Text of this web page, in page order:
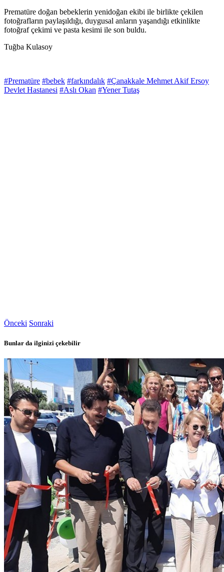
Prematüre doğan bebeklerin yenidoğan ekibi ile birlikte çekilen
fotoğrafların paylaşıldığı, duygusal anların yaşandığı etkinlikte
fotoğraf çekimi ve pasta kesimi ile son buldu.
Tuğba Kulasoy
#Prematüre #bebek #farkındalık #Çanakkale Mehmet Akif Ersoy
Devlet Hastanesi #Aslı Okan #Yener Tutaş
Önceki Sonraki
Bunlar da ilginizi çekebilir